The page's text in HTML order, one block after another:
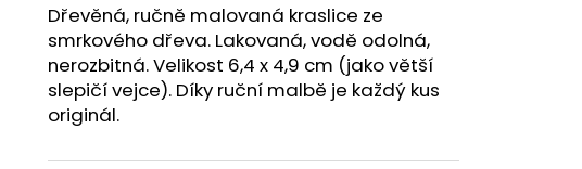
Dřevěná, ručně malovaná kraslice ze
smrkového dřeva. Lakovaná, vodě odolná,
nerozbitná. Velikost 6,4 x 4,9 cm (jako větší
slepičí vejce). Díky ruční malbě je každý kus
originál.